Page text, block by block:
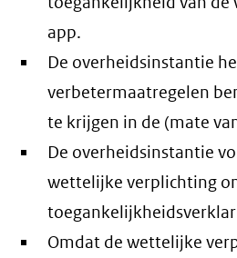
app.
De overheidsinstantie
verbetermaatregelen
te krijgen in de (mate
De overheidsinstantie
wettelijke verplichting
Omdat de wettelijke